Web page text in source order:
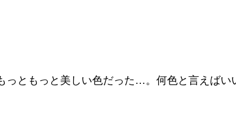
っともっと美しい色だった…。何色と言えばい